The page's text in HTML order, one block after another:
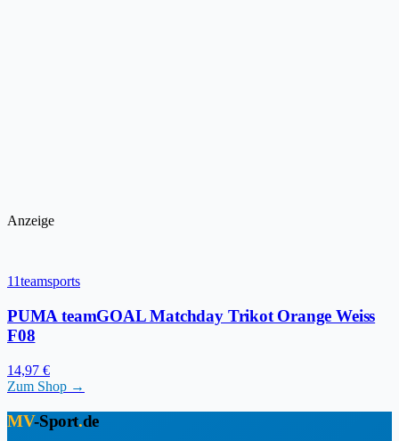
Anzeige
11teamsports
PUMA teamGOAL Matchday Trikot Orange Weiss
F08
14,97 €
Zum Shop →
MV-Sport.de